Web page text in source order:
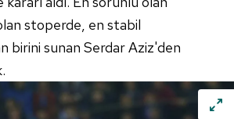
stoperde, en stabil
birini sunan Serdar Aziz'den